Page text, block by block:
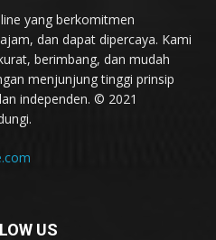
yang berkomitmen
dan dapat dipercaya. Kami
berimbang, dan mudah
menjunjung tinggi prinsip
independen. © 2021
US